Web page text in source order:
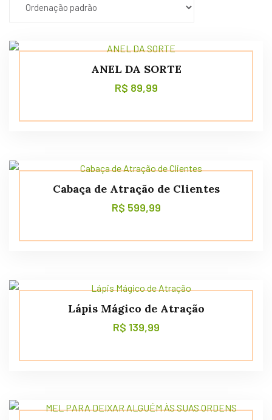
ANEL DA SORTE
R$ 89,99
Cabaça de Atração de Clientes
R$ 599,99
Lápis Mágico de Atração
R$ 139,99